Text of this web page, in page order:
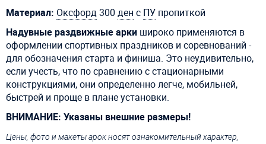
Материал: Оксфорд300 ден с ПУ пропиткой
Надувные раздвижные арки широко применяются в
оформлении спортивных праздников и соревнований -
для обозначения старта и финиша. Это неудивительно,
если учесть, что по сравнению с стационарными
конструкциями, они определенно легче, мобильней,
быстрей и проще в плане установки.
ВНИМАНИЕ: Указаны внешние размеры!
Цены, фото и макеты арок носят ознакомительный характер,